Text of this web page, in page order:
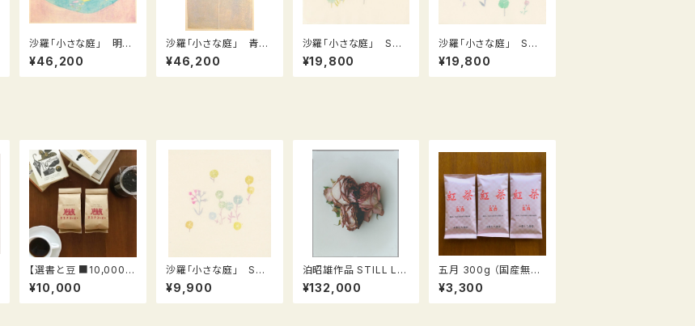
沙羅「小さな庭」 明け
方 Dawn
¥46,200
沙羅「小さな庭」 青い
蝶 Blue butterfly
¥46,200
沙羅「小さな庭」 Sma
ll Garden シリーズ（L
−16）
¥19,800
沙羅「小さな庭」 Sma
ll Gardenシリーズ（L
−17）
¥19,800
【選書と豆 ■10,000円
アソート／Book Sele
ction and Beans ■1
0,000yen assort】
¥10,000
沙羅「小さな庭」 Sma
ll Garden シリーズ (S
-13)
¥9,900
泊昭雄作品 STILL LIF
E 02 ROSES （ロー
ズ）
¥132,000
五月 300g （国産無農
薬紅茶）
¥3,300